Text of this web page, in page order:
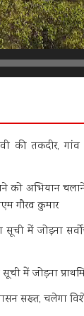
की तकदीर, गांव
को अभियान
गौरव कुमार
सूची में जोड़ना
सूची में जोड़ना
सख्त, चलेगा